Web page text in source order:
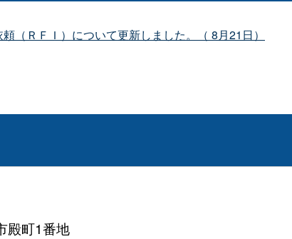
（ＲＦＩ）について更新しました。（ 8月21日）
殿町1番地